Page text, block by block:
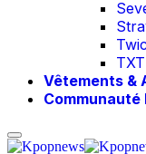
TXT
Vêtements &
Communauté